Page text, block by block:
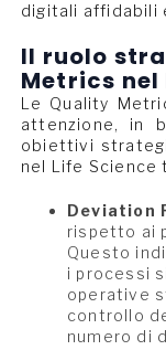
digitali affidabili
Il ruolo
Metrics nel
Le Quality
attenzione, in
obiettivi
nel Life Science
Deviation
rispetto ai
Questo
i processi
operative
controllo
numero di